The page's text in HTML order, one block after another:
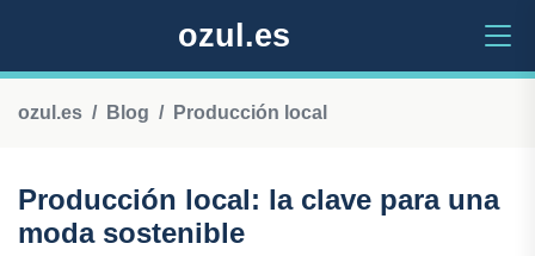
ozul.es
ozul.es Blog Producción local
Producción local: la clave para una
moda sostenible